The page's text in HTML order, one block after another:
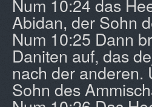
Num 10:24 das
Abidan, der Sohn
Num 10:25 Dann
Daniten auf, das
nach der anderen.
Sohn des